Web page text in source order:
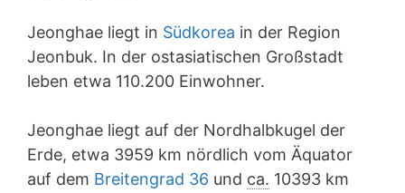
Jeonghae liegt in Südkorea in der Region
Jeonbuk. In der ostasiatischen Großstadt
leben etwa 110.200 Einwohner.
Jeonghae liegt auf der Nordhalbkugel der
Erde, etwa 3959 km nördlich vom Äquator
auf dem Breitengrad 36 und ca. 10393 km